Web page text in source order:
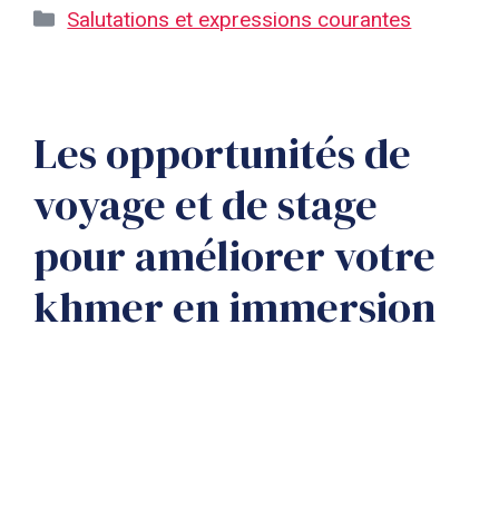
Catégories
Salutations et expressions courantes
Les opportunités de
voyage et de stage
pour améliorer votre
khmer en immersion